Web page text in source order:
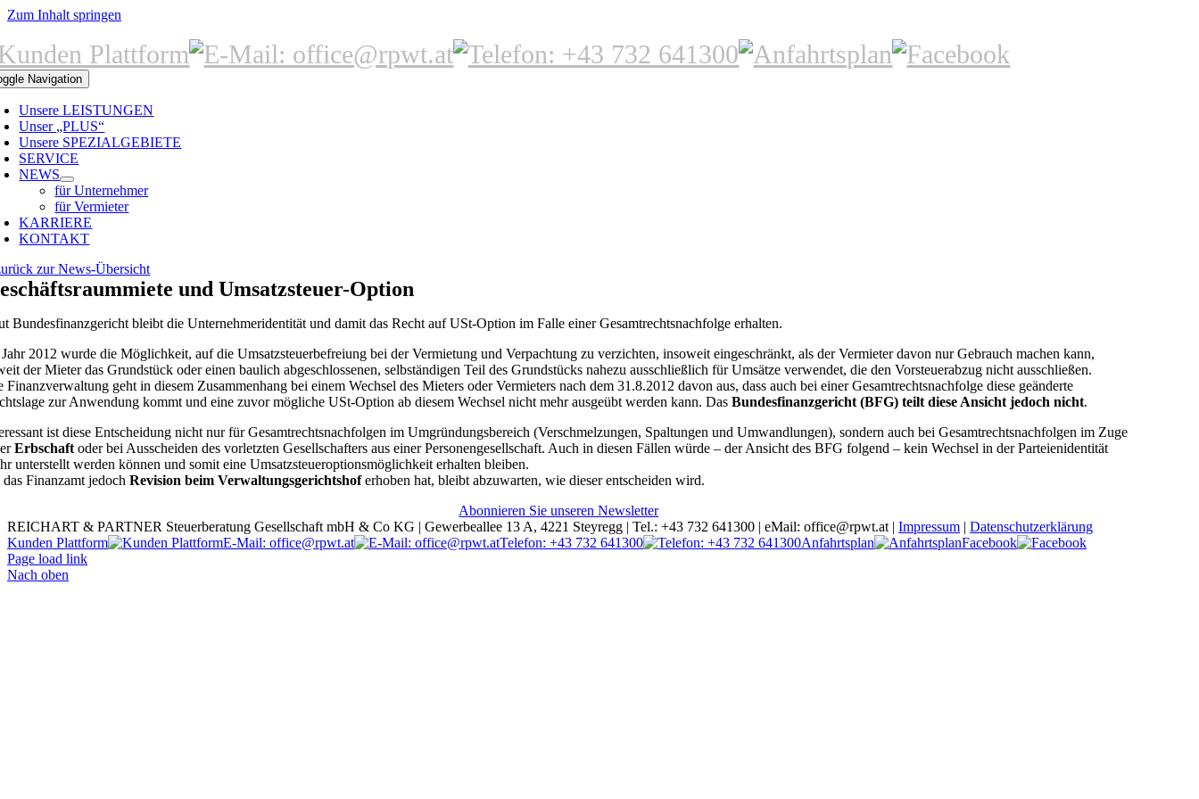
Zum Inhalt springen
Navigation
Unsere LEISTUNGEN
Unser „PLUS“
Unsere SPEZIALGEBIETE
SERVICE
NEWS
für Unternehmer
für Vermieter
KARRIERE
KONTAKT
zur News-Übersicht
und Umsatzsteuer-Option
Bundesfinanzgericht bleibt die Unternehmeridentität und damit das Recht auf USt-Option im Falle einer Gesamtrechtsnachfolge erhalten.
2012 wurde die Möglichkeit, auf die Umsatzsteuerbefreiung bei der Vermietung und Verpachtung zu verzichten, insoweit eingeschränkt, als der Vermieter davon nur Gebrauch machen kann,
der Mieter das Grundstück oder einen baulich abgeschlossenen, selbständigen Teil des Grundstücks nahezu ausschließlich für Umsätze verwendet, die den Vorsteuerabzug nicht ausschließen.
Finanzverwaltung geht in diesem Zusammenhang bei einem Wechsel des Mieters oder Vermieters nach dem 31.8.2012 davon aus, dass auch bei einer Gesamtrechtsnachfolge diese geänderte
zur Anwendung kommt und eine zuvor mögliche USt-Option ab diesem Wechsel nicht mehr ausgeübt werden kann. DasBundesfinanzgericht (BFG) teilt diese Ansicht jedoch nicht.
ist diese Entscheidung nicht nur für Gesamtrechtsnachfolgen im Umgründungsbereich (Verschmelzungen, Spaltungen und Umwandlungen), sondern auch bei Gesamtrechtsnachfolgen im Zuge
Erbschaftoder bei Ausscheiden des vorletzten Gesellschafters aus einer Personengesellschaft. Auch in diesen Fällen würde – der Ansicht des BFG folgend – kein Wechsel in der Parteienidentität
unterstellt werden können und somit eine Umsatzsteueroptionsmöglichkeit erhalten bleiben.
das Finanzamt jedochRevision beim Verwaltungsgerichtshoferhoben hat, bleibt abzuwarten, wie dieser entscheiden wird.
Abonnieren Sie unseren Newsletter
REICHART & PARTNER Steuerberatung Gesellschaft mbH & Co KG | Gewerbeallee 13 A, 4221 Steyregg | Tel.: +43 732 641300 | eMail: office@rpwt.at | Impressum | Datenschutzerklärung
Kunden Plattform
E-Mail: office@rpwt.at Telefon: +43 732 641300 Anfahrtsplan
Facebook
Page load link
Nach oben